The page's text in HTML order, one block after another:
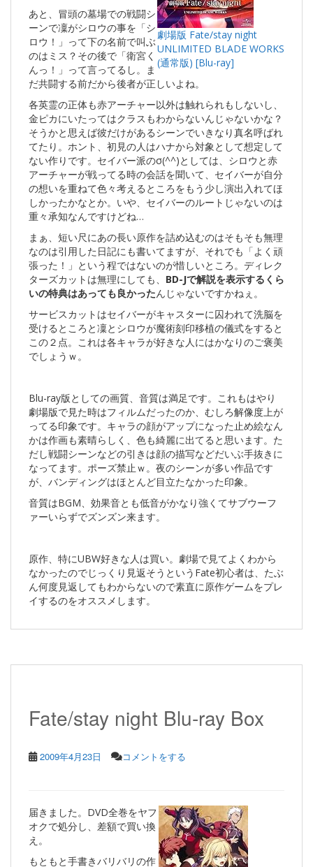
劇場版 Fate/stay night
UNLIMITED BLADE WORKS
(通常版) [Blu-ray]
あと、冒頭の墓場での戦闘シ
ーンで凜がシロウの事を「シ
ロウ！」って下の名前で叫ぶ
のはミス？その後で「衛宮く
んっ！」って言ってるし。ま
だ共闘する前だから後者が正しいよね。
各英霊の正体も赤アーチャー以外は触れられもしないし、
金ピカにいたってはクラスもわからないんじゃないかな？
そうかと思えば彼だけがあるシーンでいきなり真名呼ばれ
てたり。ホント、初見の人はハナから対象として想定して
ない作りです。セイバー派のσ(^^)としては、シロウと赤
アーチャーが戦ってる時の会話を聞いて、セイバーが自分
の想いを重ねて色々考えるところをもう少し演出入れてほ
しかったかなとか。いや、セイバーのルートじゃないのは
重々承知なんですけどね…
まぁ、短い尺にあの長い原作を詰め込むのはそもそも無理
なのは引用した日記にも書いてますが、それでも「よく頑
張った！」という程ではないのが惜しいところ。ディレク
ターズカットは無理にしても、 BD-Jで解説を表示するくら
いの特典はあっても良かったんじゃないですかねぇ。
サービスカットはセイバーがキャスターに囚われて洗脳を
受けるところと凜とシロウが魔術刻印移植の儀式をすると
この２点。これは各キャラが好きな人にはかなりのご褒美
でしょうｗ。
Blu-ray版としての画質、音質は満足です。これもはやり
劇場版で見た時はフィルムだったのか、むしろ解像度上が
ってる印象です。キャラの顔がアップになった止め絵なん
かは作画も素晴らしく、色も綺麗に出てると思います。た
だし戦闘シーンなどの引きは顔の描写などだいぶ手抜きに
なってます。ポーズ禁止ｗ。夜のシーンが多い作品です
が、バンディングはほとんど目立たなかった印象。
音質はBGM、効果音とも低音がかなり強くてサブウーフ
ァーいらずでズンズン来ます。
原作、特にUBW好きな人は買い。劇場で見てよくわから
なかったのでじっくり見返そうというFate初心者は、たぶ
ん何度見返してもわからないので素直に原作ゲームをプレ
イするのをオススメします。
Fate/stay night Blu-ray Box
2009年4月23日 コメントをする
届きました。DVD全巻をヤフ
オクで処分し、差額で買い換
え。
もともと手書きバリバリの作